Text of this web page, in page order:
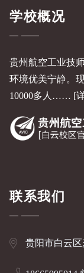
学校概况
贵州航空工业技
环境优美宁静。
10000多人…… [
联系我们
贵阳市白云区